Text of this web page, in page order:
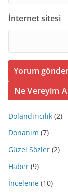
İnternet sitesi
Ne Vereyim
Dolandırıcılık (2)
Donanım (7)
Güzel Sözler (2)
Haber (9)
İnceleme (10)